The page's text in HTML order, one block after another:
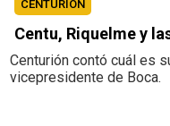
CENTURION
Centu, Riquelme y
Centurión contó cuál es
vicepresidente de Boca.